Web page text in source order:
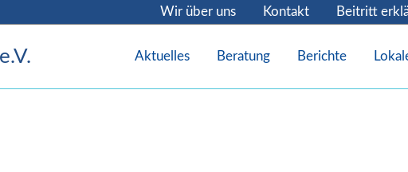
Wir über uns Kontakt Beitritt
Aktuelles Beratung Berichte